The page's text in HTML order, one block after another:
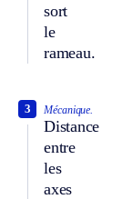
sort
le
rameau.
Mécanique.
Distance
entre
les
axes
3